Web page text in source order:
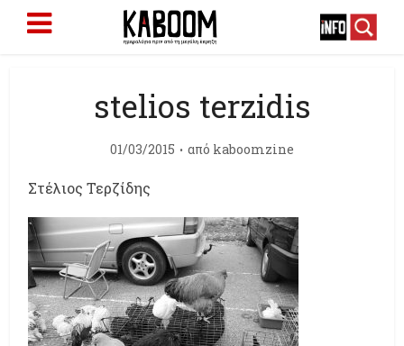
stelios terzidis
01/03/2015 από kaboomzine
Στέλιος Τερζίδης